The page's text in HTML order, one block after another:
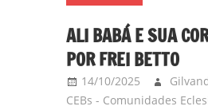
ALI BABÁ E SUA
POR FREI BETTO
14/10/2025
CEBs - Comunidades